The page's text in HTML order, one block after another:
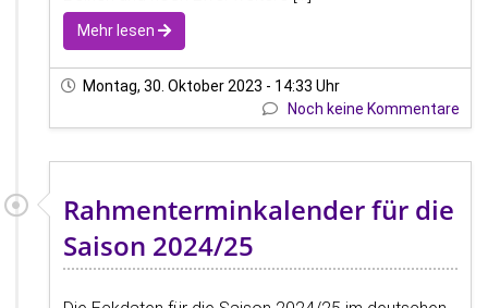
Mehr lesen
Montag, 30. Oktober 2023 - 14:33 Uhr
Noch keine Kommentare
Rahmenterminkalender für die
Saison 2024/25